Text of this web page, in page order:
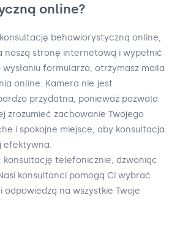
online?
behawiorystyczną online,
naszą stronę internetową i wypełnić
formularza, otrzymasz maila
online. Kamera nie jest
przydatna, ponieważ pozwala
zrozumieć zachowanie Twojego
i spokojne miejsce, aby konsultacja
efektywna.
konsultację telefonicznie, dzwoniąc
konsultanci pomogą Ci wybrać
na wszystkie Twoje